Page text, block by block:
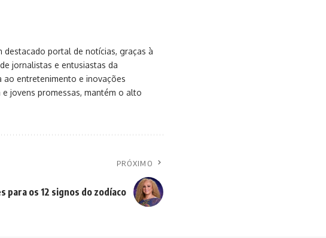
destacado portal de notícias, graças à
jornalistas e entusiastas da
entretenimento e inovações
jovens promessas, mantém o alto
PRÓXIMO
para os 12 signos do zodíaco